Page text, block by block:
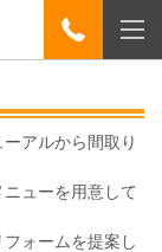
アルから間取り
ューを用意して
ォームを提案し